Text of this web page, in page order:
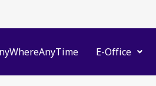
E-Office